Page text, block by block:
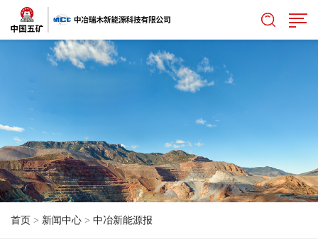
首页 > 新闻中心 > 中冶新能源报